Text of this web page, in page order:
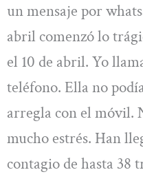
un mensaje por
abril comenzó lo
el 10 de abril. Yo
teléfono. Ella no
arregla con el móvil.
mucho estrés. Han
contagio de hasta 38